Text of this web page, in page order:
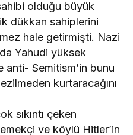
olduğu büyük
dükkan sahiplerini
hale getirmişti. Nazi
Yahudi yüksek
anti- Semitism’in bunu
kurtaracağını
sıkıntı çeken
ve köylü Hitler’in